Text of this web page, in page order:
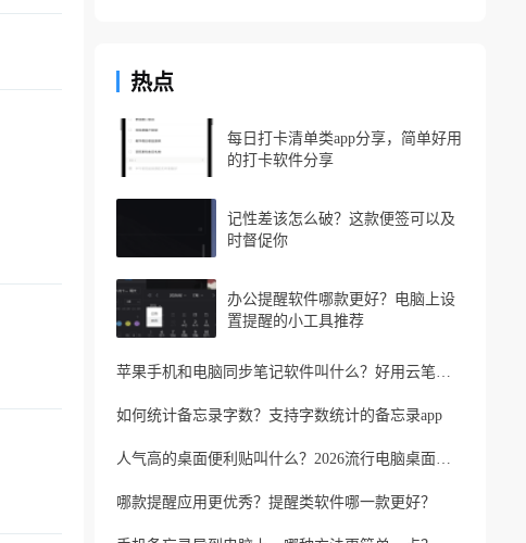
热点
每日打卡清单类app分享，简单好用
的打卡软件分享
记性差该怎么破？这款便签可以及
时督促你
办公提醒软件哪款更好？电脑上设
置提醒的小工具推荐
苹果手机和电脑同步笔记软件叫什么？好用云笔记软件分享
如何统计备忘录字数？支持字数统计的备忘录app
人气高的桌面便利贴叫什么？2026流行电脑桌面便利贴
哪款提醒应用更优秀？提醒类软件哪一款更好？